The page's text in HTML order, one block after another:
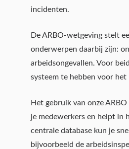
incidenten.
De ARBO-wetgeving stelt
onderwerpen daarbij zijn:
arbeidsongevallen. Voor
systeem te hebben voor
Het gebruik van onze
je medewerkers en helpt in
centrale database kun je
bijvoorbeeld de